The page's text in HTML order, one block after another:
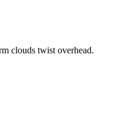
clouds twist overhead.